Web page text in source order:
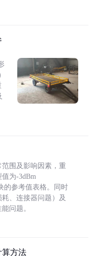
围及影响因素，重
为-3dBm
的参考值表格。同时
、连接器问题）及
问题。
算方法